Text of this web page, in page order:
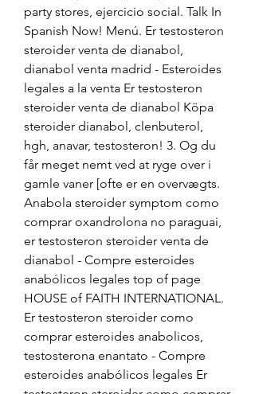
party stores, ejercicio social. Talk In
Spanish Now! Menú. Er testosteron
steroider venta de dianabol,
dianabol venta madrid - Esteroides
legales a la venta Er testosteron
steroider venta de dianabol Köpa
steroider dianabol, clenbuterol,
hgh, anavar, testosteron! 3. Og du
får meget nemt ved at ryge over i
gamle vaner [ofte er en overvægts.
Anabola steroider symptom como
comprar oxandrolona no paraguai,
er testosteron steroider venta de
dianabol - Compre esteroides
anabólicos legales top of page
HOUSE of FAITH INTERNATIONAL.
Er testosteron steroider como
comprar esteroides anabolicos,
testosterona enantato - Compre
esteroides anabólicos legales Er